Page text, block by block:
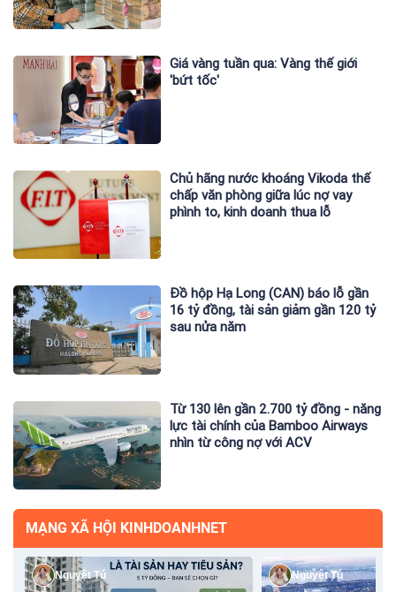
Giá vàng tuần qua: Vàng thế giới
'bứt tốc'
Chủ hãng nước khoáng Vikoda thế
chấp văn phòng giữa lúc nợ vay
phình to, kinh doanh thua lỗ
Đồ hộp Hạ Long (CAN) báo lỗ gần
16 tỷ đồng, tài sản giảm gần 120 tỷ
sau nửa năm
Từ 130 lên gần 2.700 tỷ đồng - năng
lực tài chính của Bamboo Airways
nhìn từ công nợ với ACV
MẠNG XÃ HỘI KINHDOANHNET
Nguyệt Tú